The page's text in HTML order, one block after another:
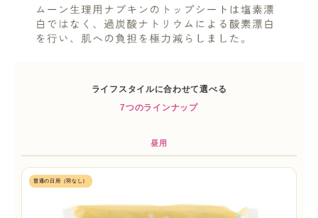
ライフスタイルに合わせて選べる
7つのラインナップ
昼用
普通の日用（羽なし）